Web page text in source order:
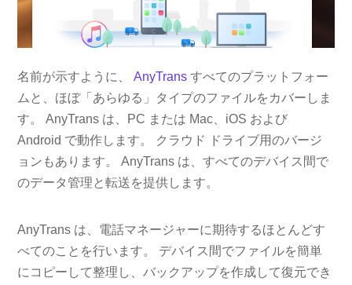
名前が示すように、AnyTrans すべてのプラットフォー
ムと、ほぼ「あらゆる」タイプのファイルをカバーしま
す。 AnyTrans は、PC または Mac、iOS および
Android で動作します。 クラウド ドライブ用のバージ
ョンもあります。 AnyTrans は、すべてのデバイス間で
のデータ管理と転送を提供します。
AnyTrans は、電話マネージャーに期待するほとんどす
べてのことを行います。 デバイス間でファイルを簡単
にコピーして整理し、バックアップを作成して復元でき